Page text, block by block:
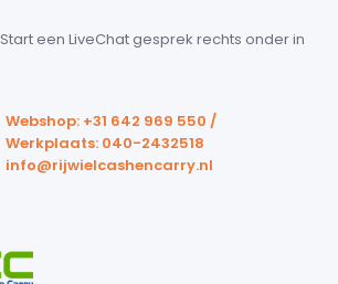
Start een LiveChat gesprek rechts onder in
Webshop: +31 642 969 550 /
Werkplaats: 040-2432518
info@rijwielcashencarry.nl